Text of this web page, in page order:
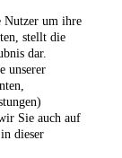
um ihre
stellt die
dar.
unserer
Sie auch auf
dieser